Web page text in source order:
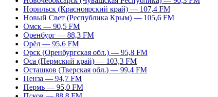
Норильск (Красноярский край) — 107,4 FM
Новый Свет (Республика Крым) — 105,6 FM
Омск — 90,5 FM
Оренбург — 88,3 FM
Орёл — 95,6 FM
Орск (Оренбургская обл.) — 95,8 FM
Оса (Пермский край) — 103,3 FM
Осташков (Тверская обл.) — 99,4 FM
Пенза — 94,7 FM
Пермь — 95,0 FM